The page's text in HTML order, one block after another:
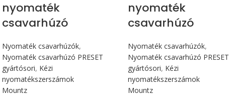
nyomaték
csavarhúzó
Nyomaték csavarhúzók,
Nyomaték csavarhúzó PRESET
gyártósori, Kézi
nyomatékszerszámok
Mountz
nyomaték
csavarhúzó
Nyomaték csavarhúzók,
Nyomaték csavarhúzó PRESET
gyártósori, Kézi
nyomatékszerszámok
Mountz